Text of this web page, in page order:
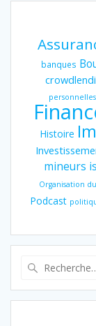
banques
personnelles
Histoire
mineurs
Organisation
Podcast